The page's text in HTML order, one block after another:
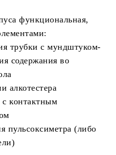
функциональная,
трубки с мундштуком-
содержания во
алкотестера
с контактным
пульсоксиметра (либо